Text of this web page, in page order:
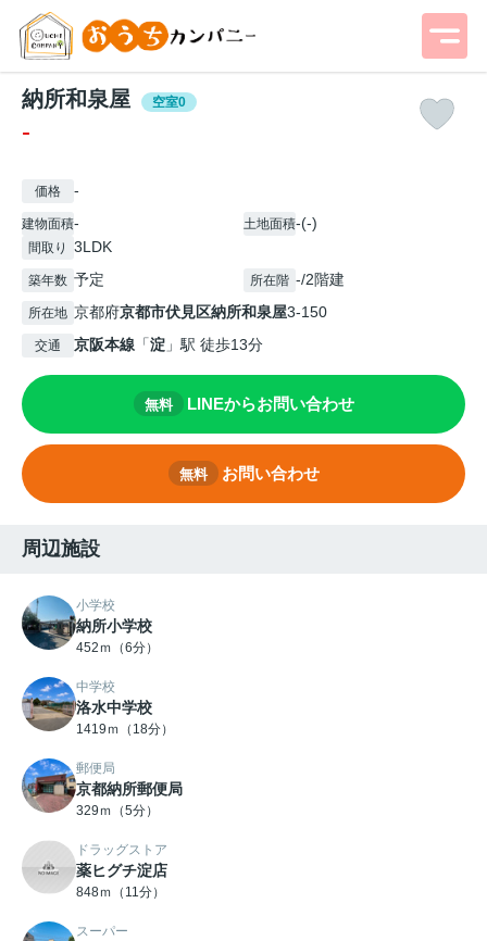
納所和泉屋 空室0
-
価格 -
建物面積- 土地面積-(-)
間取り 3LDK
築年数 予定 所在階 -/2階建
所在地 京都府京都市伏見区納所和泉屋3-150
交通 京阪本線 「淀 」駅 徒歩13分
無料 LINEからお問い合わせ
無料 お問い合わせ
周辺施設
小学校
納所小学校
452ｍ（6分）
中学校
洛水中学校
1419ｍ（18分）
郵便局
京都納所郵便局
329ｍ（5分）
ドラッグストア
薬ヒグチ淀店
848ｍ（11分）
スーパー